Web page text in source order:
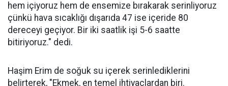
hem içiyoruz hem de ensemize bırakarak serinliyoruz
çünkü hava sıcaklığı dışarıda 47 ise içeride 80
dereceyi geçiyor. Bir iki saatlik işi 5-6 saatte
bitiriyoruz." dedi.
Haşim Erim de soğuk su içerek serinlediklerini
belirterek, "Ekmek, en temel ihtiyaçlardan biri.